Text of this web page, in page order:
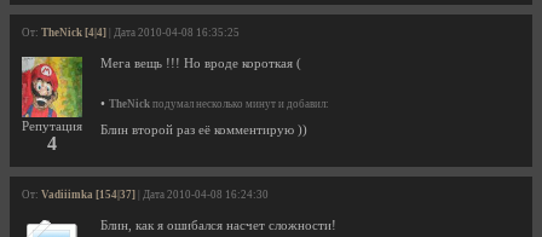
От: TheNick [4|4] | Дата 2010-04-08 16:35:25
Репутация
4
Мега вещь !!! Но вроде короткая (
• TheNick подумал несколько минут и добавил:
Блин второй раз её комментирую ))
От: Vadiiimka [154|37] | Дата 2010-04-08 16:24:30
Блин, как я ошибался насчет сложности!